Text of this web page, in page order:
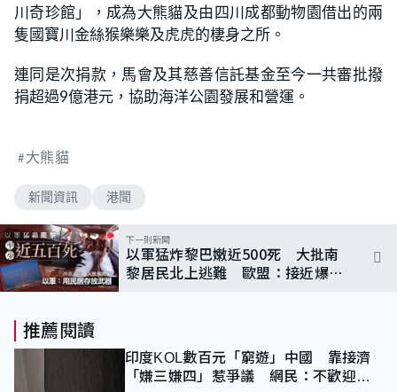
川奇珍館」，成為大熊貓及由四川成都動物園借出的兩
隻國寶川金絲猴樂樂及虎虎的棲身之所。
連同是次捐款，馬會及其慈善信託基金至今一共審批撥
捐超過9億港元，協助海洋公園發展和營運。
大熊貓
新聞資訊 港聞
下一則新聞
以軍猛炸黎巴嫩近500死 大批南
黎居民北上逃難 歐盟：接近爆發
推薦閱讀
印度KOL數百元「窮遊」中國 靠接濟
「嫌三嫌四」惹爭議 網民：不歡迎劣